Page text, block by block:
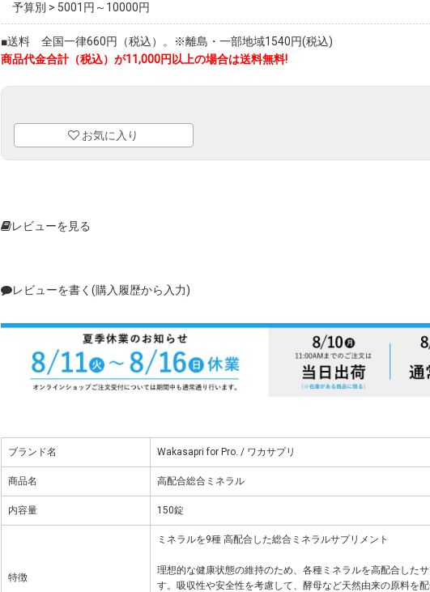
予算別 > 5001円～10000円
■送料 全国一律660円（税込）。※離島・一部地域1540円(税込)
商品代金合計（税込）が11,000円以上の場合は送料無料!
お気に入り
レビューを見る
レビューを書く(購入履歴から入力)
ブランド名 Wakasapri for Pro. / ワカサプリ
商品名 高配合総合ミネラル
内容量 150錠
特徴
ミネラルを9種 高配合した総合ミネラルサプリメント
理想的な健康状態の維持のため、各種ミネラルを高配合した
す。吸収性や安全性を考慮して、酵母など天然由来の原料を